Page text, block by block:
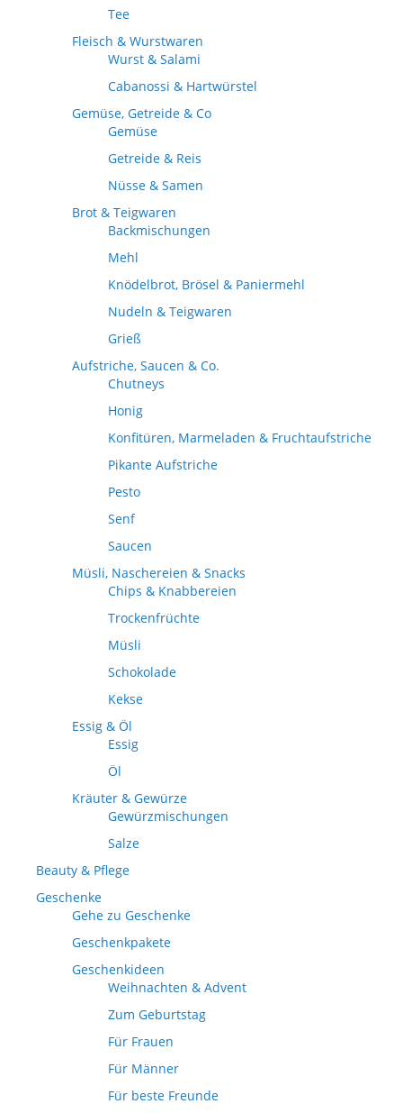
Tee
Fleisch & Wurstwaren
Wurst & Salami
Cabanossi & Hartwürstel
Gemüse, Getreide & Co
Gemüse
Getreide & Reis
Nüsse & Samen
Brot & Teigwaren
Backmischungen
Mehl
Knödelbrot, Brösel & Paniermehl
Nudeln & Teigwaren
Grieß
Aufstriche, Saucen & Co.
Chutneys
Honig
Konfitüren, Marmeladen & Fruchtaufstriche
Pikante Aufstriche
Pesto
Senf
Saucen
Müsli, Naschereien & Snacks
Chips & Knabbereien
Trockenfrüchte
Müsli
Schokolade
Kekse
Essig & Öl
Essig
Öl
Kräuter & Gewürze
Gewürzmischungen
Salze
Beauty & Pflege
Geschenke
Gehe zu Geschenke
Geschenkpakete
Geschenkideen
Weihnachten & Advent
Zum Geburtstag
Für Frauen
Für Männer
Für beste Freunde